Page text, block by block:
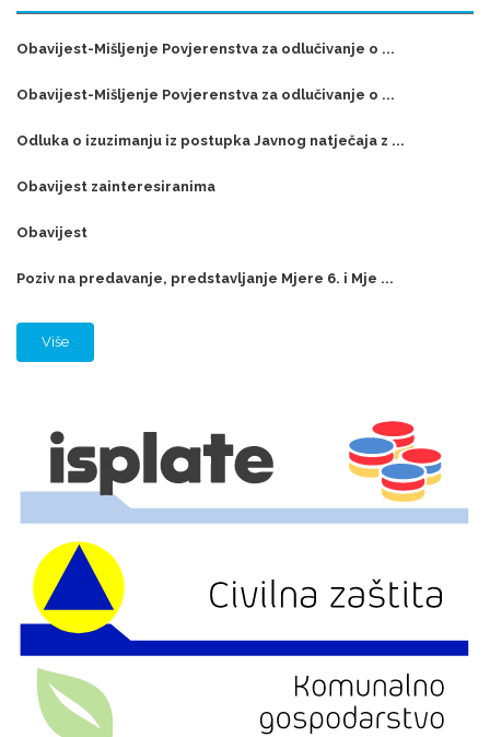
Obavijest-Mišljenje Povjerenstva za odlučivanje o ...
Obavijest-Mišljenje Povjerenstva za odlučivanje o ...
Odluka o izuzimanju iz postupka Javnog natječaja z ...
Obavijest zainteresiranima
Obavijest
Poziv na predavanje, predstavljanje Mjere 6. i Mje ...
Više